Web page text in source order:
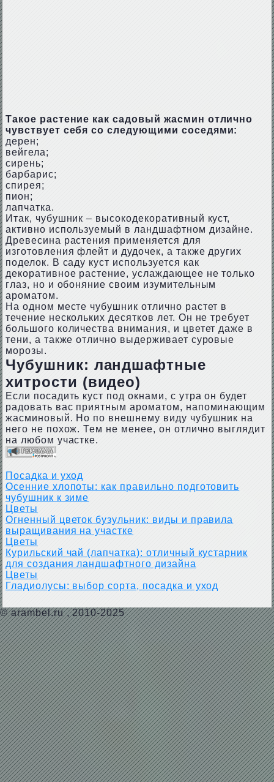
Такое растение как садовый жасмин отлично
чувствует себя со следующими соседями:
дерен;
вейгела;
сирень;
барбарис;
спирея;
пион;
лапчатка.
Итак, чубушник – высокодекоративный куст,
активно используемый в ландшафтном дизайне.
Древесина растения применяется для
изготовления флейт и дудочек, а также других
поделок. В саду куст используется как
декоративное растение, услаждающее не только
глаз, но и обоняние своим изумительным
ароматом.
На одном месте чубушник отлично растет в
течение нескольких десятков лет. Он не требует
большого количества внимания, и цветет даже в
тени, а также отлично выдерживает суровые
морозы.
Чубушник: ландшафтные
хитрости (видео)
Если посадить куст под окнами, с утра он будет
радовать вас приятным ароматом, напоминающим
жасминовый. Но по внешнему виду чубушник на
него не похож. Тем не менее, он отлично выглядит
на любом участке.
Посадка и уход
Осенние хлопоты: как правильно подготовить
чубушник к зиме
Цветы
Огненный цветок бузульник: виды и правила
выращивания на участке
Цветы
Курильский чай (лапчатка): отличный кустарник
для создания ландшафтного дизайна
Цветы
Гладиолусы: выбор сорта, посадка и уход
© arambel.ru, 2010-2025